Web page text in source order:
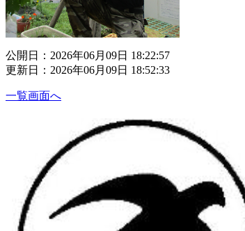
公開日：2026年06月09日 18:22:57
更新日：2026年06月09日 18:52:33
一覧画面へ